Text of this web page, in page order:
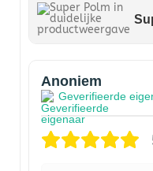
Anoniem
Geverifieerde